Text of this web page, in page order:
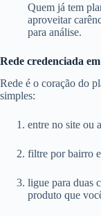
Quem já tem
aproveitar
para análise.
Rede credenciada
Rede é o coração do
simples:
entre no site ou
filtre por bairro
ligue para duas
produto que